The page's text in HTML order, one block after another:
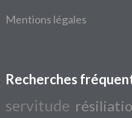
Mentions légales
Recherches
servitude